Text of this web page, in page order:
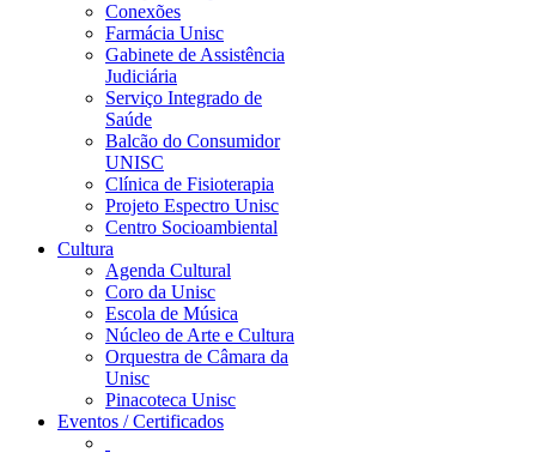
Conexões
Farmácia Unisc
Gabinete de Assistência
Judiciária
Serviço Integrado de
Saúde
Balcão do Consumidor
UNISC
Clínica de Fisioterapia
Projeto Espectro Unisc
Centro Socioambiental
Cultura
Agenda Cultural
Coro da Unisc
Escola de Música
Núcleo de Arte e Cultura
Orquestra de Câmara da
Unisc
Pinacoteca Unisc
Eventos / Certificados